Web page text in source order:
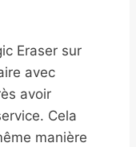
Eraser sur
avec
avoir
Cela
manière